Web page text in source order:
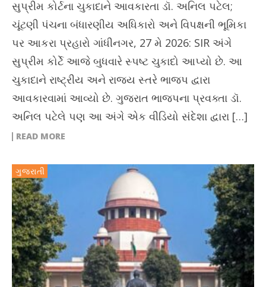
સુપ્રીમ કોર્ટના ચુકાદાને આવકારતા ડૉ. અનિલ પટેલ;
ચૂંટણી પંચના બંધારણીય અધિકારો અને વિપક્ષની ભૂમિકા
પર આકરા પ્રહારો ગાંધીનગર, 27 મે 2026: SIR અંગે
સુપ્રીમ કોર્ટે આજે બુધવારે સ્પષ્ટ ચુકાદો આપ્યો છે. આ
ચુકાદાને રાષ્ટ્રીય અને રાજ્ય સ્તરે ભાજપ દ્વારા
આવકારવામાં આવ્યો છે. ગુજરાત ભાજપના પ્રવક્તા ડૉ.
અનિલ પટેલે પણ આ અંગે એક વીડિયો સંદેશા દ્વારા […]
READ MORE
ગુજરાતી